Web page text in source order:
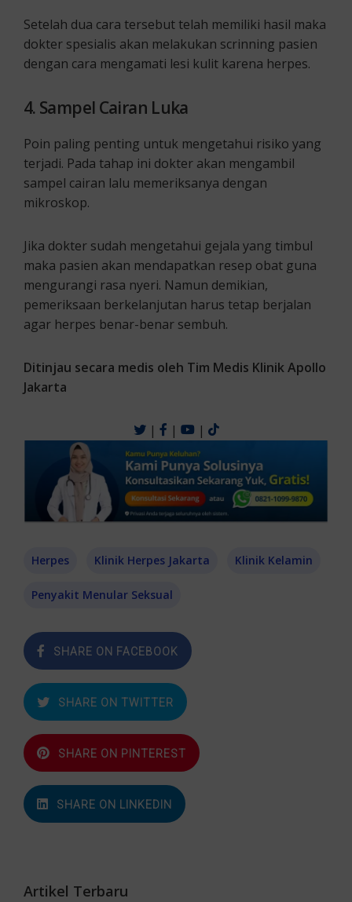
Setelah dua cara tersebut telah memiliki hasil maka
dokter spesialis akan melakukan scrinning pasien
dengan cara mengamati lesi kulit karena herpes.
4. Sampel Cairan Luka
Poin paling penting untuk mengetahui risiko yang
terjadi. Pada tahap ini dokter akan mengambil
sampel cairan lalu memeriksanya dengan
mikroskop.
Jika dokter sudah mengetahui gejala yang timbul
maka pasien akan mendapatkan resep obat guna
mengurangi rasa nyeri. Namun demikian,
pemeriksaan berkelanjutan harus tetap berjalan
agar herpes benar-benar sembuh.
Ditinjau secara medis oleh Tim Medis Klinik Apollo
Jakarta
| | |
Herpes Klinik Herpes Jakarta Klinik Kelamin
Penyakit Menular Seksual
SHARE ON FACEBOOK
SHARE ON TWITTER
SHARE ON PINTEREST
SHARE ON LINKEDIN
Artikel Terbaru